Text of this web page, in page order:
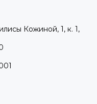
Кожиной, 1, к. 1,